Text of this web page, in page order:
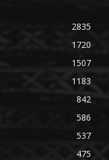
2835
1720
1507
1183
842
586
537
475